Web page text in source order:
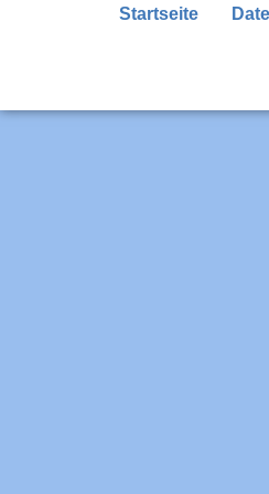
Startseite